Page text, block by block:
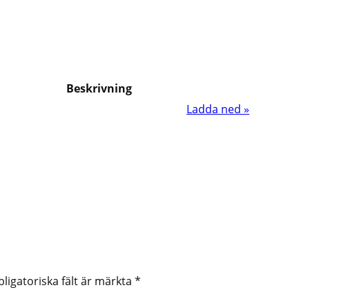
Beskrivning
Ladda ned »
fält är märkta *